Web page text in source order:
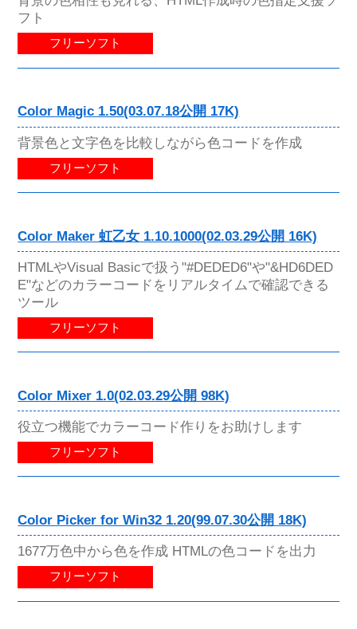
フト
フリーソフト
Color Magic 1.50(03.07.18公開 17K)
背景色と文字色を比較しながら色コードを作成
フリーソフト
Color Maker 虹乙女 1.10.1000(02.03.29公開 16K)
HTMLやVisual Basicで扱う"#DEDED6"や"&HD6DED
E"などのカラーコードをリアルタイムで確認できる
ツール
フリーソフト
Color Mixer 1.0(02.03.29公開 98K)
役立つ機能でカラーコード作りをお助けします
フリーソフト
Color Picker for Win32 1.20(99.07.30公開 18K)
1677万色中から色を作成 HTMLの色コードを出力
フリーソフト